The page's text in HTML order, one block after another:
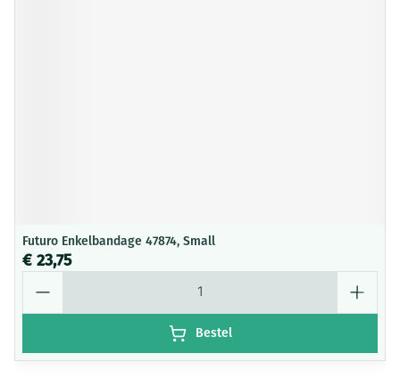
Futuro Enkelbandage 47874, Small
€ 23,75
Bestel